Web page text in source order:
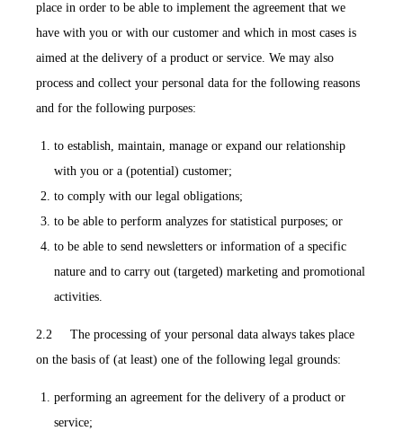
place in order to be able to implement the agreement that we
have with you or with our customer and which in most cases is
aimed at the delivery of a product or service. We may also
process and collect your personal data for the following reasons
and for the following purposes:
to establish, maintain, manage or expand our relationship
with you or a (potential) customer;
to comply with our legal obligations;
to be able to perform analyzes for statistical purposes; or
to be able to send newsletters or information of a specific
nature and to carry out (targeted) marketing and promotional
activities.
2.2 The processing of your personal data always takes place
on the basis of (at least) one of the following legal grounds:
performing an agreement for the delivery of a product or
service;